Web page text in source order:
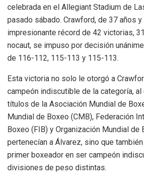
celebrada en el Allegiant Stadium de
pasado sábado. Crawford, de 37 años y
impresionante récord de 42 victorias,
nocaut, se impuso por decisión
de 116-112, 115-113 y 115-113.
Esta victoria no solo le otorgó a
campeón indiscutible de la categoría,
títulos de la Asociación Mundial de
Mundial de Boxeo (CMB), Federación
Boxeo (FIB) y Organización Mundial de
pertenecían a Álvarez, sino que
primer boxeador en ser campeón
divisiones de peso distintas.